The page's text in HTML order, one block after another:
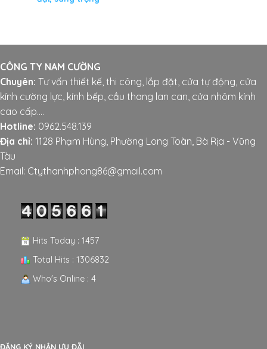
CÔNG TY NAM CƯỜNG
Chuyên: Tư vấn thiết kế, thi công, lắp đặt, cửa tự động, cửa
kính cường lực, kính bếp, cầu thang lan can, cửa nhôm kính
cao cấp....
Hotline: 0962.548.139
Địa chỉ: 1128 Phạm Hùng, Phường Long Toàn, Bà Rịa - Vũng
Tàu
Email: Ctythanhphong86@gmail.com
Hits Today : 1457
Total Hits : 1306832
Who's Online : 4
ĐĂNG KÝ NHẬN ƯU ĐÃI